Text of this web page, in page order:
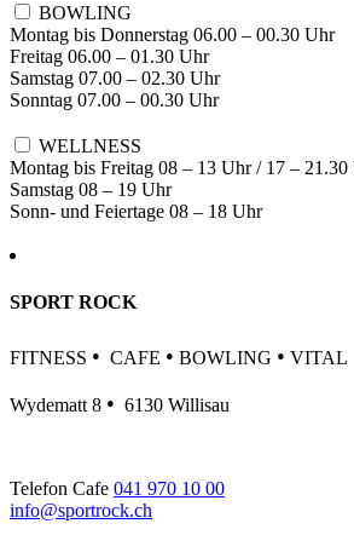
BOWLING
Montag bis Donnerstag 06.00 – 00.30 Uhr
Freitag 06.00 – 01.30 Uhr
Samstag 07.00 – 02.30 Uhr
Sonntag 07.00 – 00.30 Uhr
WELLNESS
Montag bis Freitag 08 – 13 Uhr / 17 – 21.30
Samstag 08 – 19 Uhr
Sonn- und Feiertage 08 – 18 Uhr
SPORT ROCK
FITNESS • CAFE • BOWLING • VITAL
Wydematt 8 • 6130 Willisau
Telefon Cafe 041 970 10 00
info@sportrock.ch